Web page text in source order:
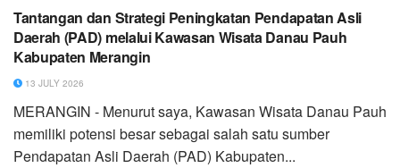
Tantangan dan Strategi Peningkatan Pendapatan Asli
Daerah (PAD) melalui Kawasan Wisata Danau Pauh
Kabupaten Merangin
13 JULY 2026
MERANGIN - Menurut saya, Kawasan Wisata Danau Pauh
memiliki potensi besar sebagai salah satu sumber
Pendapatan Asli Daerah (PAD) Kabupaten...